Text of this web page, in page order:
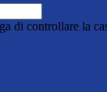
di controllare la